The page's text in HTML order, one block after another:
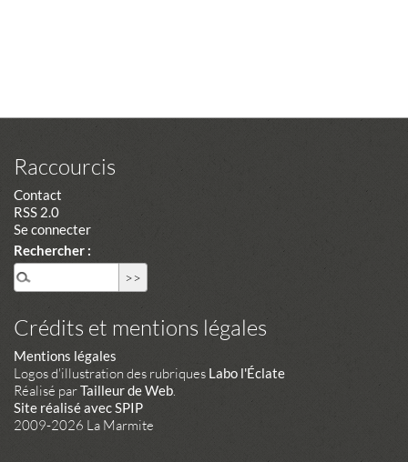
Raccourcis
Contact
RSS 2.0
Se connecter
Rechercher :
Crédits et mentions légales
Mentions légales
Logos d'illustration des rubriques Labo l'Éclate
Réalisé parTailleur de Web.
Site réalisé avec SPIP
2009-2026 La Marmite